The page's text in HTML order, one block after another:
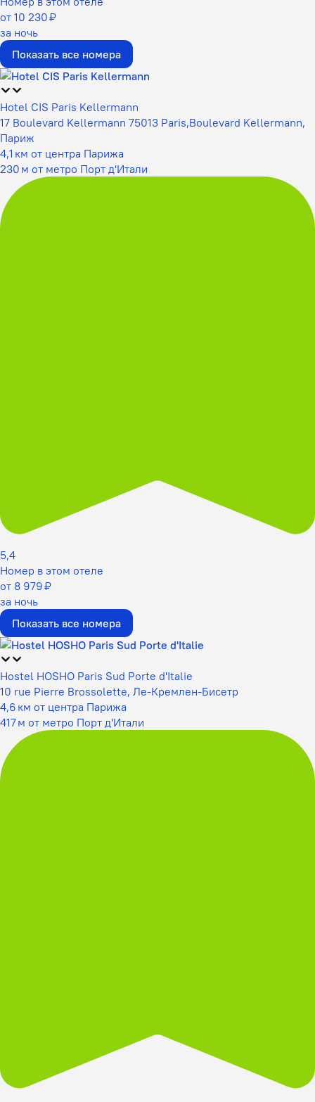
от 10 230 ₽
за ночь
Показать все номера
Hotel CIS Paris Kellermann
17 Boulevard Kellermann 75013 Paris,Boulevard Kellermann,
Париж
4,1 км от центра Парижа
230 м от метро Порт д'Итали
5,4
Номер в этом отеле
от 8 979 ₽
за ночь
Показать все номера
Hostel HOSHO Paris Sud Porte d'Italie
10 rue Pierre Brossolette, Ле-Кремлен-Бисетр
4,6 км от центра Парижа
417 м от метро Порт д'Итали